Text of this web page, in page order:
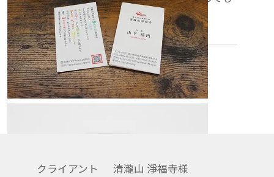
らえたら嬉しいです。
Director
Hiroshi Sugii
Designer
Tsugumi Inc.
クライアント
清瀧山 淨福寺様